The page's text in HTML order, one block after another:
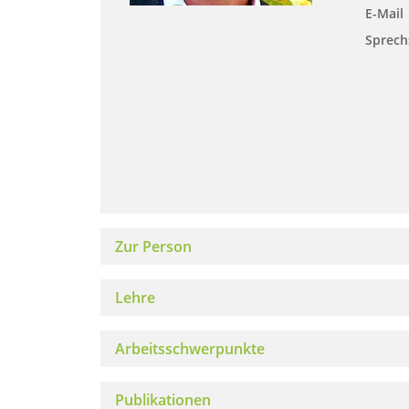
E-Mail
Zur Person
Lehre
Arbeitsschwerpunkte
Publikationen